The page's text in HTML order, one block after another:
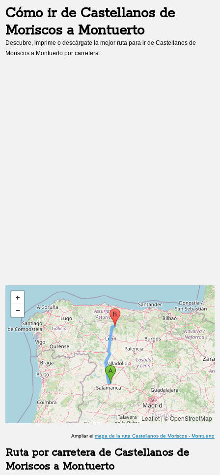
Cómo ir de Castellanos de
Moriscos a Montuerto
Descubre, imprime o descárgate la mejor ruta para ir deCastellanos de
Moriscos a Montuerto por carretera.
Leaflet|© OpenStreetMap
Ampliar el mapa de la ruta Castellanos de Moriscos- Montuerto
Ruta por carretera de Castellanos de
Moriscos a Montuerto